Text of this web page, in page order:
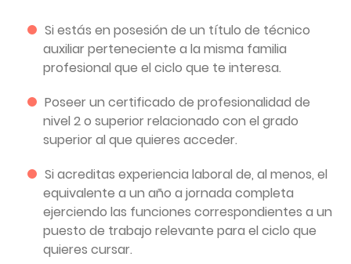
Si estás en posesión de un título de técnico
auxiliar perteneciente a la misma familia
profesional que el ciclo que te interesa.
Poseer un certificado de profesionalidad de
nivel 2 o superior relacionado con el grado
superior al que quieres acceder.
Si acreditas experiencia laboral de, al menos, el
equivalente a un año a jornada completa
ejerciendo las funciones correspondientes a un
puesto de trabajo relevante para el ciclo que
quieres cursar.